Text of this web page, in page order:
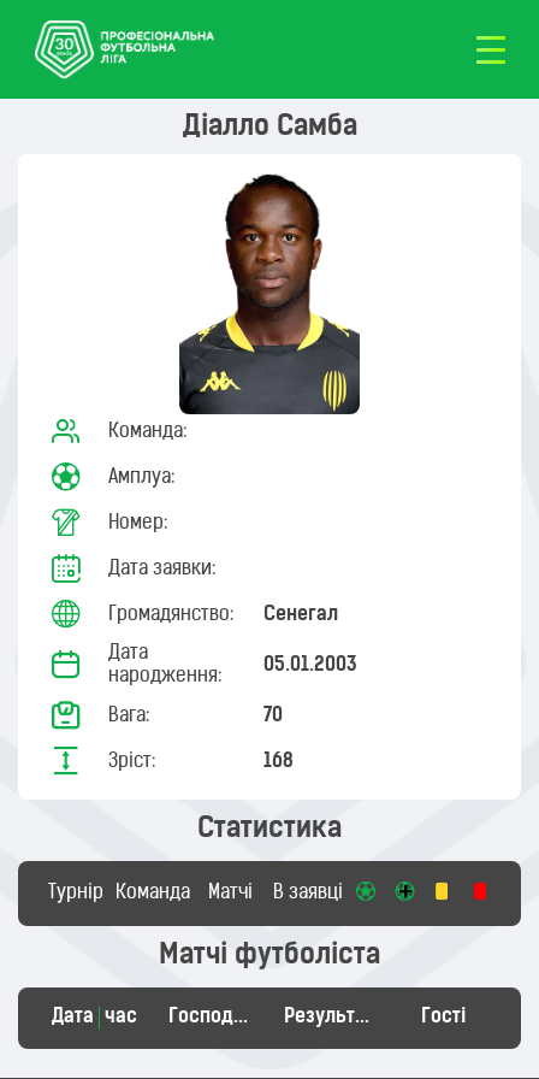
Діалло Самба
Команда:
Амплуа:
Номер:
Дата заявки:
Громадянство: Сенегал
Дата
народження:
05.01.2003
Вага: 70
Зріст: 168
Статистика
Турнір Команда Матчі В заявці
Матчі футболіста
Дата час Господарі Результат Гості